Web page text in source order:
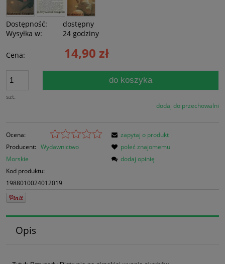
Dostępność:
dostępny
Wysyłka w:
24 godziny
Cena: 14,90 zł
szt.
do koszyka
dodaj do przechowalni
Ocena:
Producent: Wydawnictwo
Morskie
Kod produktu:
1988010024012019
zapytaj o produkt
poleć znajomemu
dodaj opinię
Opis